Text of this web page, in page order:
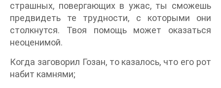
страшных, повергающих в ужас, ты сможешь
предвидеть те трудности, с которыми они
столкнутся. Твоя помощь может оказаться
неоценимой.
Когда заговорил Гозан, то казалось, что его рот
набит камнями;